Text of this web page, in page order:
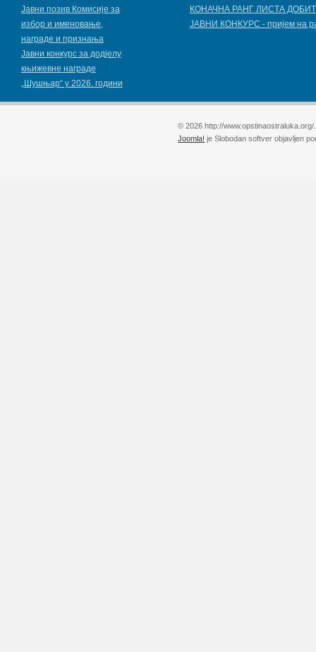
Jавни позив Комисије за
избор и именовање,
награде и признања
Јавни конкурс за додјелу
књижевнe наградe
„Шушњар“ у 2026. години
КОНАЧНА РАНГ ЛИСТА
ЈАВНИ КОНКУРС - пријем на
© 2026 http://
Joomla! je Slobodan softver objavljen